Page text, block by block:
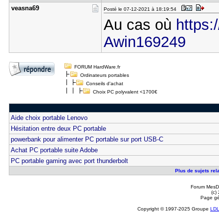
veasna69 Posté le 07-12-2021 à 18:19:54
Au cas où
Awin169249
FORUM HardWare.fr
Ordinateurs portables
Conseils d'achat
Choix PC polyvalent <1700€
Aide choix portable Lenovo
Hésitation entre deux PC portable
powerbank pour alimenter PC portable sur port USB-C
Achat PC portable suite Adobe
PC portable gaming avec port thunderbolt
Plus de sujets
Forum
(c)
Page
Copyright © 1997-2025 Groupe